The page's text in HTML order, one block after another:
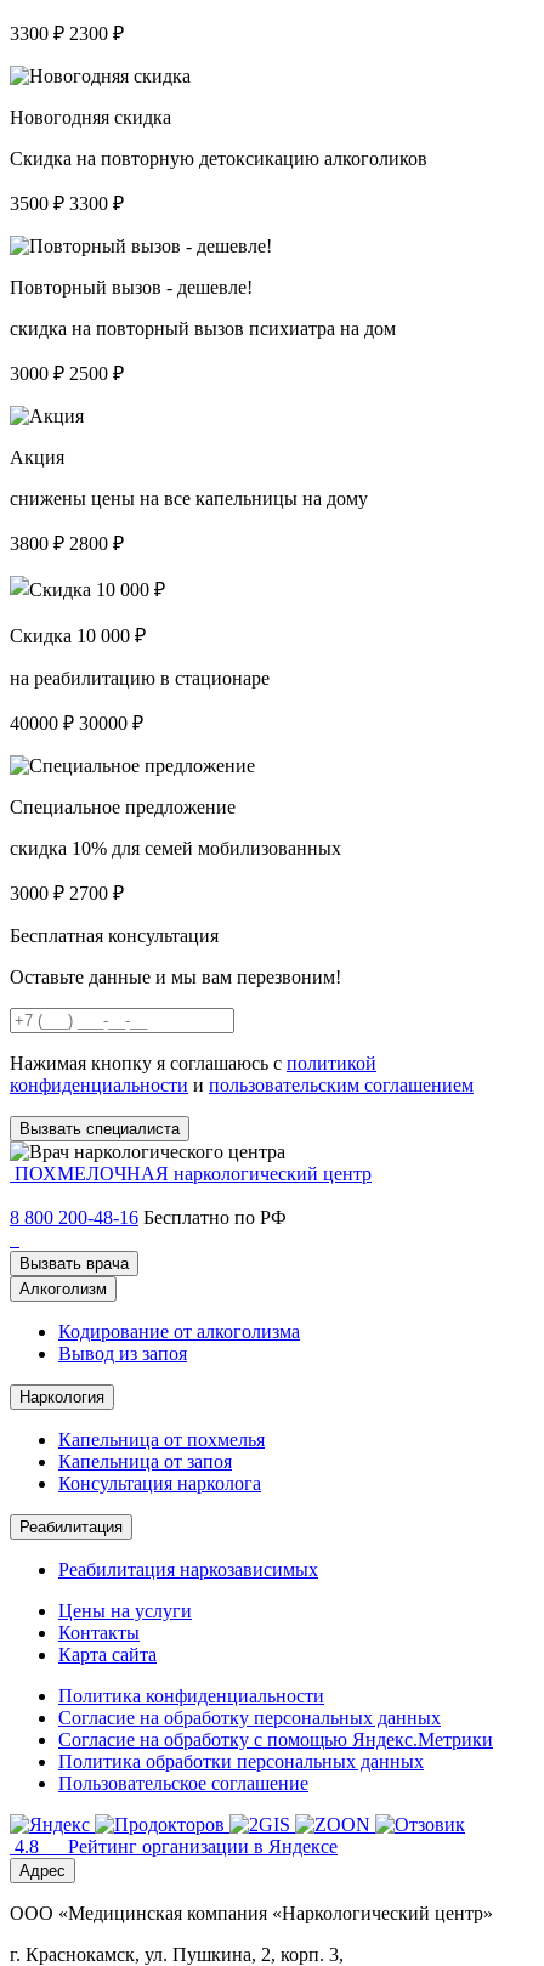
3300 ₽ 2300 ₽
Новогодняя скидка
Скидка на повторную детоксикацию алкоголиков
3500 ₽ 3300 ₽
Повторный вызов - дешевле!
скидка на повторный вызов психиатра на дом
3000 ₽ 2500 ₽
Акция
снижены цены на все капельницы на дому
3800 ₽ 2800 ₽
Скидка 10 000 ₽
на реабилитацию в стационаре
40000 ₽ 30000 ₽
Специальное предложение
скидка 10% для семей мобилизованных
3000 ₽ 2700 ₽
Бесплатная консультация
Оставьте данные и мы вам перезвоним!
Нажимая кнопку я соглашаюсь с политикой
конфиденциальности и пользовательским соглашением
Вызвать специалиста
ПОХМЕЛОЧНАЯ наркологический центр
8 800 200-48-16 Бесплатно по РФ
Вызвать врача
Алкоголизм
Кодирование от алкоголизма
Вывод из запоя
Наркология
Капельница от похмелья
Капельница от запоя
Консультация нарколога
Реабилитация
Реабилитация наркозависимых
Цены на услуги
Контакты
Карта сайта
Политика конфиденциальности
Согласие на обработку персональных данных
Согласие на обработку с помощью Яндекс.Метрики
Политика обработки персональных данных
Пользовательское соглашение
4.8 Рейтинг организации в Яндексе
Адрес
ООО «Медицинская компания «Наркологический центр»
г. Краснокамск, ул. Пушкина, 2, корп. 3,